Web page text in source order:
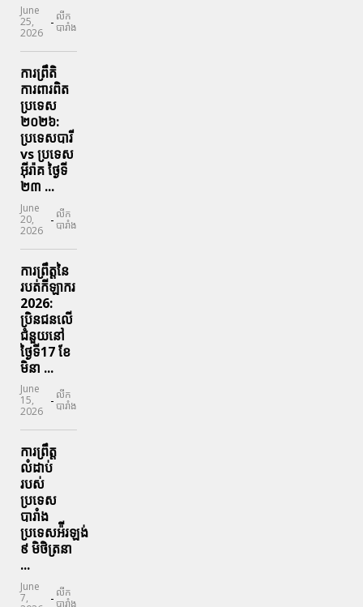
June
25,
2026
- លីក
បារាំង
ការព្រឹតិ
ការពារ​ពិត
ប្រទេស
២០២៦:
ប្រទេសបារី
vs ប្រទេស
អ៊ីរ៉ាគ ថ្ងៃទី​
២៣ ...
June
20,
2026
- លីក
បារាំង
ការព្រឹត្តនៃ
របត់កីឡាករ
2026:
ប្រិនជនលើ
ជំនួយនៅ
ថ្ងៃទី17 ខែ
មិនា ...
June
15,
2026
- លីក
បារាំង
ការព្រឹត្ត
លំដាប់
របស់
ប្រទេស
បារាំង
ប្រទេសអ៉ីរឡង់
៩ មិថិត្រនា
...
June
7,
- លីក
បារាំង